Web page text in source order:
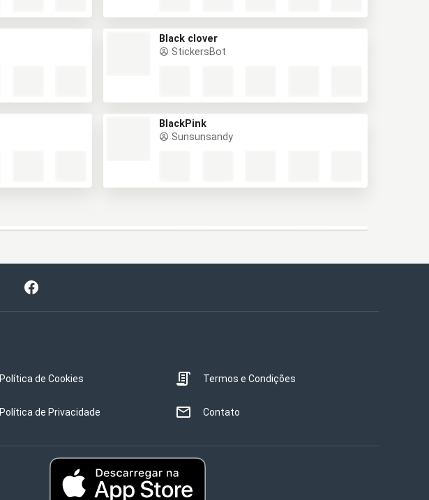
Black clover
StickersBot
BlackPink
Sunsunsandy
Política de Cookies
Política de Privacidade
Termos e Condições
Contato